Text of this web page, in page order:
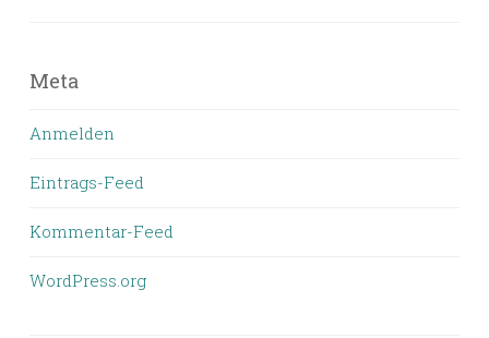
Meta
Anmelden
Eintrags-Feed
Kommentar-Feed
WordPress.org